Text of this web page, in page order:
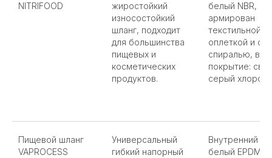
NITRIFOOD
жиростойкий
износостойкий
шланг, подходит
для большинства
пищевых и
косметических
продуктов.
белый NBR,
армирован
текстильной
оплеткой и
спиралью,
покрытие:
серый
Пищевой шланг
VAPROCESS
Универсальный
гибкий напорный
Внутренний
белый EPDM,